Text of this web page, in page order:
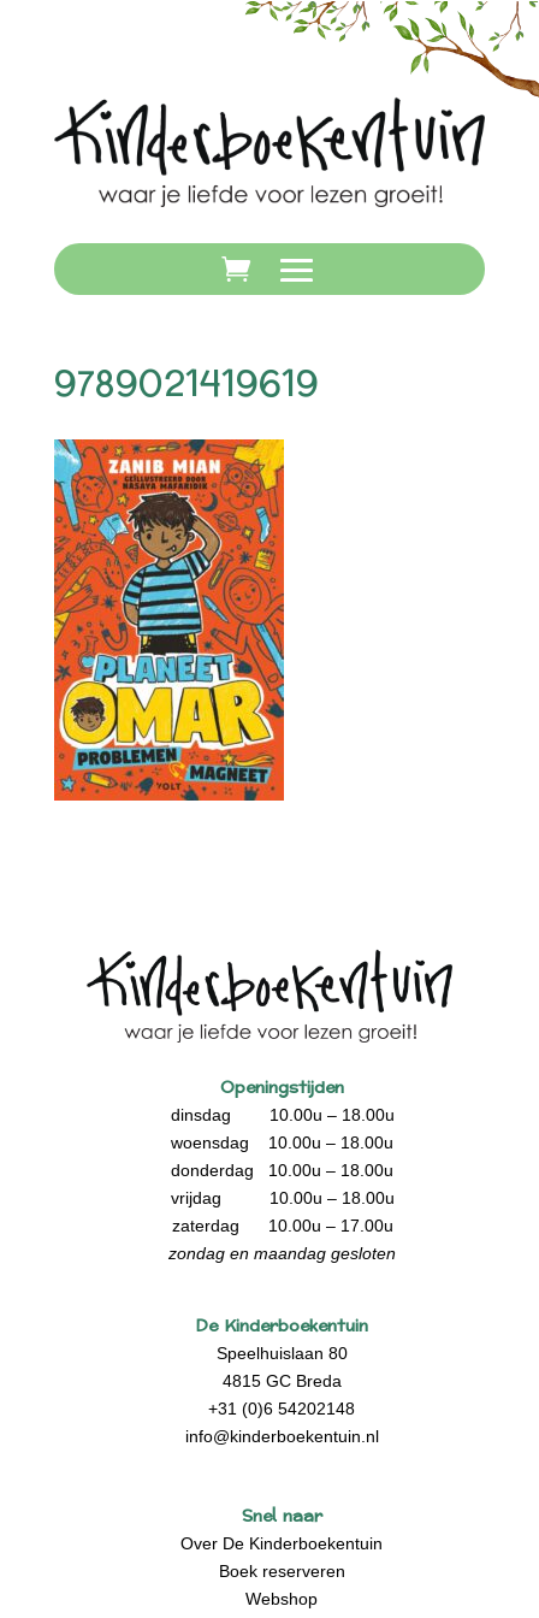
9789021419619
Openingstijden
dinsdag 10.00u – 18.00u
woensdag 10.00u – 18.00u
donderdag 10.00u – 18.00u
vrijdag 10.00u – 18.00u
zaterdag 10.00u – 17.00u
zondag en maandag gesloten
De Kinderboekentuin
Speelhuislaan 80
4815 GC Breda
+31 (0)6 54202148
info@kinderboekentuin.nl
Snel naar
Over De Kinderboekentuin
Boek reserveren
Webshop